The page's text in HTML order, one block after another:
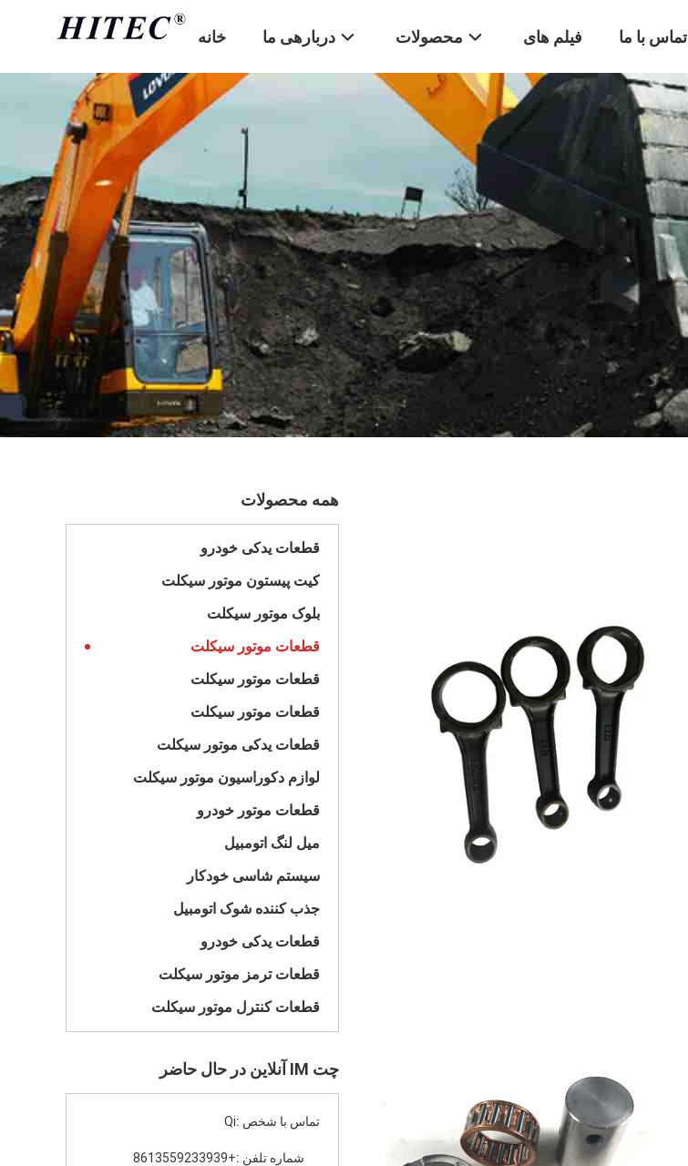
خانه دربارهی ما محصولات فیلم های تماس با ما
همه محصولات
قطعات یدکی خودرو
کیت پیستون موتور سیکلت
بلوک موتور سیکلت
قطعات موتور سیکلت
قطعات موتور سیکلت
قطعات موتور سیکلت
قطعات یدکی موتور سیکلت
لوازم دکوراسیون موتور سیکلت
قطعات موتور خودرو
میل لنگ اتومبیل
سیستم شاسی خودکار
جذب کننده شوک اتومبیل
قطعات یدکی خودرو
قطعات ترمز موتور سیکلت
قطعات کنترل موتور سیکلت
چت IM آنلاین در حال حاضر
تماس با شخص :Qi
شماره تلفن :+8613559233939